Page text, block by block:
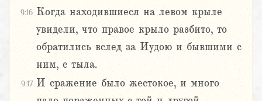
9:16 Когда находившиеся на левом крыле
увидели, что правое крыло разбито, то
обратились вслед за Иудою и бывшими с
ним, с тыла.
9:17 И сражение было жестокое, и много